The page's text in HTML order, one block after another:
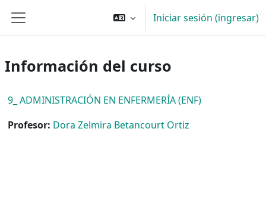
Pánel lateral
Iniciar sesión (ingresar)
Información del curso
9_ ADMINISTRACIÓN EN ENFERMERÍA (ENF)
Profesor: Dora Zelmira Betancourt Ortiz